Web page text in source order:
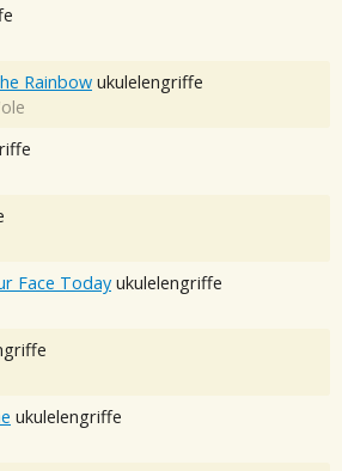
Rainbow ukulelengriffe
Face Today ukulelengriffe
ukulelengriffe